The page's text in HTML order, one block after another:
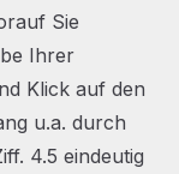
Sie
Ihrer
Klick auf den
u.a. durch
4.5 eindeutig